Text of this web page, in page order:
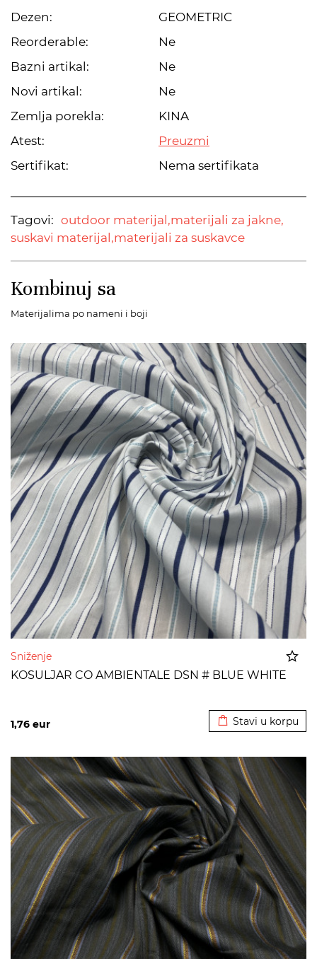
Dezen:
GEOMETRIC
Reorderable:
Ne
Bazni artikal:
Ne
Novi artikal:
Ne
Zemlja porekla:
KINA
Atest:
Preuzmi
Sertifikat:
Nema sertifikata
Tagovi: outdoor materijal,materijali za jakne,
suskavi materijal,materijali za suskavce
Kombinuj sa
Materijalima po nameni i boji
Sniženje
KOSULJAR CO AMBIENTALE DSN # BLUE WHITE
1,76 eur Stavi u korpu